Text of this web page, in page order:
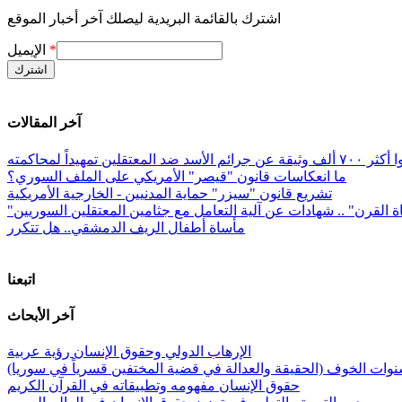
اشترك بالقائمة البريدية ليصلك آخر أخبار الموقع
*
آخر المقالات
تمهيداً لمحاكمته
ما انعكاسات قانون "قيصر" الأمريكي على الملف السوري؟
تشريع قانون "سيزر" حماية المدنيين - الخارجية الأمريكية
القرن" .. شهادات عن آلية التعامل مع جثامين المعتقلين السوريين
مأساة أطفال الريف الدمشقي.. هل تتكرر
اتبعنا
آخر الأبحاث
الإرهاب الدولي وحقوق الإنسان رؤية عربية
الخوف (الحقيقة والعدالة في قضية المختفين قسرياً في سوريا)
حقوق الإنسان مفهومه وتطبيقاته في القرآن الكريم